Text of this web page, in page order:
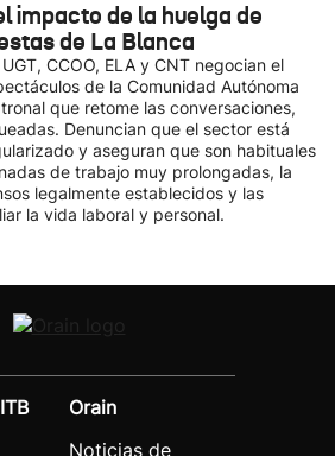
impacto de la huelga de
de La Blanca
CCOO, ELA y CNT negocian el
de la Comunidad Autónoma
que retome las conversaciones,
Denuncian que el sector está
y aseguran que son habituales
de trabajo muy prolongadas, la
legalmente establecidos y las
la vida laboral y personal.
Orain
Noticias de